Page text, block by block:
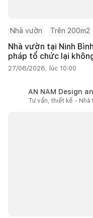
Nhà vườn Trên 200m2
Nhà vườn tại Ninh
pháp tổ chức lại
27/06/2026, lúc 10:00
AN NAM Design
Tư vấn, thiết kế - Nhà